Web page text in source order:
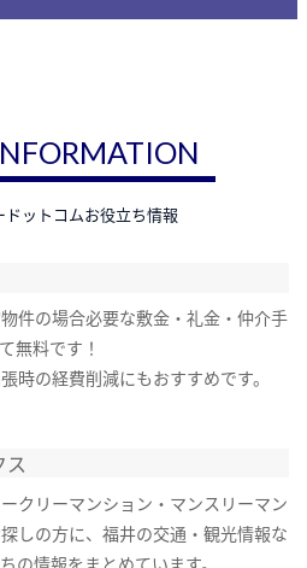
ットコムお役立ち情報
件の場合必要な敷金・礼金・仲介手
無料です！
時の経費削減にもおすすめです。
ス
クリーマンション・マンスリーマン
しの方に、福井の交通・観光情報な
の情報をまとめています。